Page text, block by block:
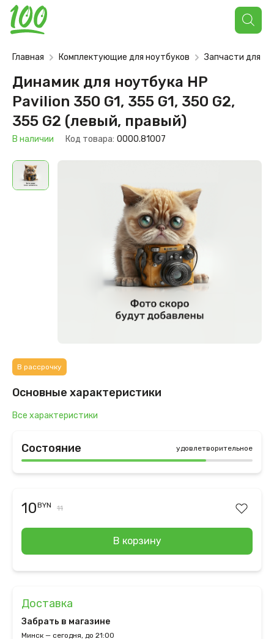
Поиск
товаров
Главная Комплектующие для ноутбуков Запчасти для
Динамик для ноутбука HP
Pavilion 350 G1, 355 G1, 350 G2,
355 G2 (левый, правый)
В наличии Код товара: 0000.81007
В рассрочку
Основные характеристики
Все характеристики
Состояние удовлетворительное
10BYN 11
В корзину
Доставка
Забрать в магазине
Минск — сегодня, до 21:00